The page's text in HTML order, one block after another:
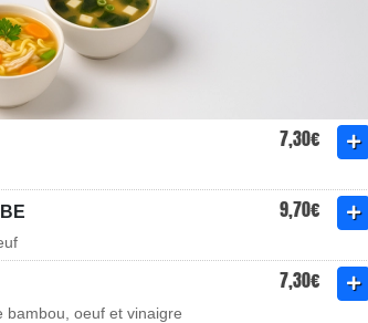
7,30€
9,70€
7,30€
bambou, oeuf et vinaigre